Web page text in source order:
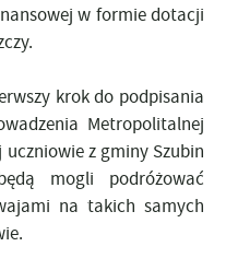
w formie dotacji
krok do podpisania
Metropolitalnej
z gminy Szubin
mogli podróżować
na takich samych